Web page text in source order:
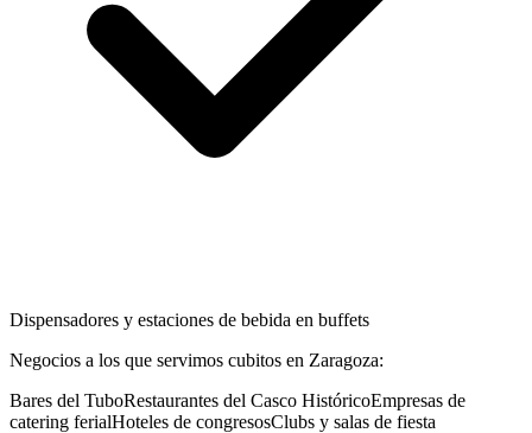
Dispensadores y estaciones de bebida en buffets
Negocios a los que servimos cubitos en Zaragoza:
Bares del TuboRestaurantes del Casco HistóricoEmpresas de
catering ferialHoteles de congresosClubs y salas de fiesta